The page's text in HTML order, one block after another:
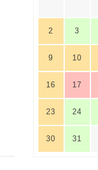
2 3
9 10
16 17
23 24
30 31